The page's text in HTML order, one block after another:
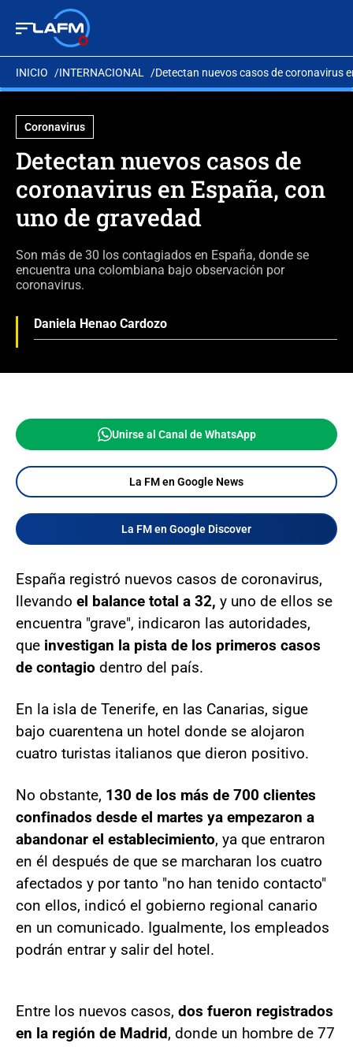
INICIO INTERNACIONAL Detectan nuevos casos de coronavirus
Coronavirus
Detectan nuevos casos de
coronavirus en España, con
uno de gravedad
Son más de 30 los contagiados en España, donde se
encuentra una colombiana bajo observación por
coronavirus.
Daniela Henao Cardozo
Unirse al Canal de WhatsApp
La FM en Google News
La FM en Google Discover
España registró nuevos casos de coronavirus,
llevando el balance total a 32, y uno de ellos se
encuentra "grave", indicaron las autoridades,
que investigan la pista de los primeros casos
de contagio dentro del país.
En la isla de Tenerife, en las Canarias, sigue
bajo cuarentena un hotel donde se alojaron
cuatro turistas italianos que dieron positivo.
No obstante, 130 de los más de 700 clientes
confinados desde el martes ya empezaron a
abandonar el establecimiento, ya que entraron
en él después de que se marcharan los cuatro
afectados y por tanto "no han tenido contacto"
con ellos, indicó el gobierno regional canario
en un comunicado. Igualmente, los empleados
podrán entrar y salir del hotel.
Entre los nuevos casos, dos fueron registrados
en la región de Madrid, donde un hombre de 77